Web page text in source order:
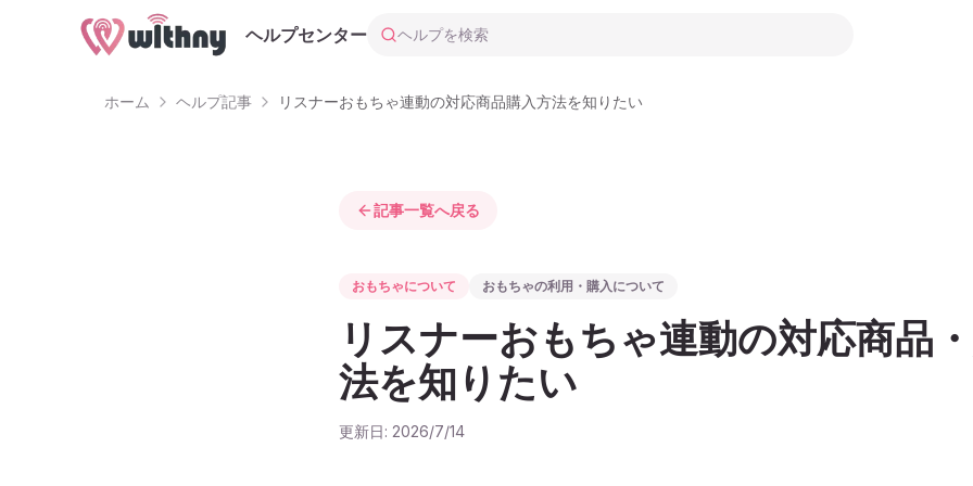
ヘルプセンター ヘルプを検索
ホーム ヘルプ記事 リスナーおもちゃ連動の対応商品購入方法を知りたい
記事一覧へ戻る
おもちゃについて おもちゃの利用・購入について
リスナーおもちゃ連動の対応商品
法を知りたい
更新日: 2026/7/14